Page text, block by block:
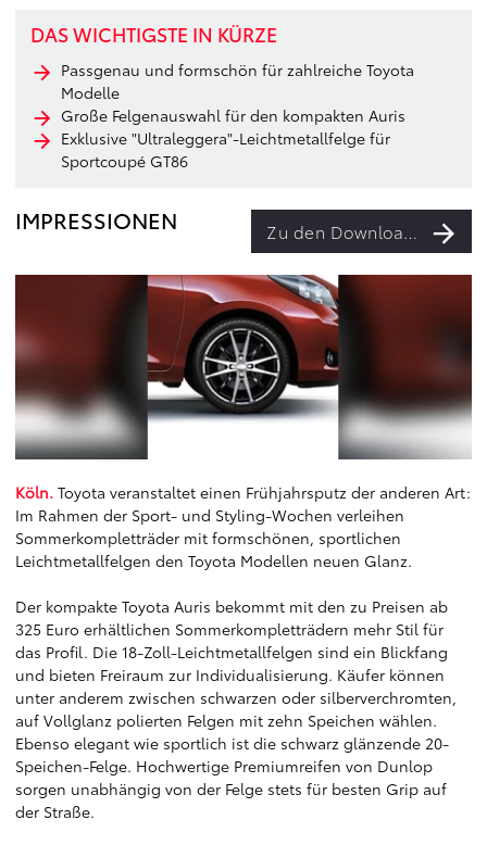
DAS WICHTIGSTE IN KÜRZE
Passgenau und formschön für zahlreiche Toyota
Modelle
Große Felgenauswahl für den kompakten Auris
Exklusive "Ultraleggera"-Leichtmetallfelge für
Sportcoupé GT86
IMPRESSIONEN Zu den Downloads
Köln. Toyota veranstaltet einen Frühjahrsputz der anderen Art:
Im Rahmen der Sport- und Styling-Wochen verleihen
Sommerkompletträder mit formschönen, sportlichen
Leichtmetallfelgen den Toyota Modellen neuen Glanz.
Der kompakte Toyota Auris bekommt mit den zu Preisen ab
325 Euro erhältlichen Sommerkompletträdern mehr Stil für
das Profil. Die 18-Zoll-Leichtmetallfelgen sind ein Blickfang
und bieten Freiraum zur Individualisierung. Käufer können
unter anderem zwischen schwarzen oder silberverchromten,
auf Vollglanz polierten Felgen mit zehn Speichen wählen.
Ebenso elegant wie sportlich ist die schwarz glänzende 20-
Speichen-Felge. Hochwertige Premiumreifen von Dunlop
sorgen unabhängig von der Felge stets für besten Grip auf
der Straße.